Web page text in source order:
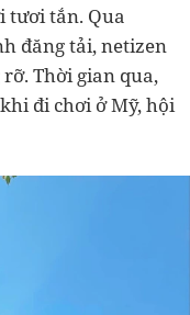
tươi tắn. Qua
đăng tải, netizen
Thời gian qua,
đi chơi ở Mỹ, hội